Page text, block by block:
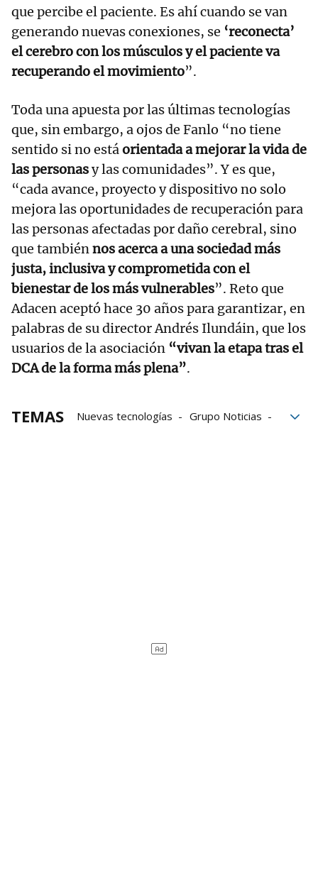
que percibe el paciente. Es ahí cuando se van
generando nuevas conexiones, se ‘reconecta’
el cerebro con los músculos y el paciente va
recuperando el movimiento”.
Toda una apuesta por las últimas tecnologías
que, sin embargo, a ojos de Fanlo “no tiene
sentido si no estáorientada a mejorar la vida de
las personasy las comunidades”. Y es que,
“cada avance, proyecto y dispositivo no solo
mejora las oportunidades de recuperación para
las personas afectadas por daño cerebral, sino
que tambiénnos acerca a una sociedad más
justa, inclusiva y comprometida con el
bienestar de los más vulnerables”. Reto que
Adacen aceptó hace 30 años para garantizar, en
palabras de su director Andrés Ilundáin, que los
usuarios de la asociación “vivan la etapa tras el
DCA de la forma más plena”.
TEMAS Nuevas tecnologías
Grupo Noticias